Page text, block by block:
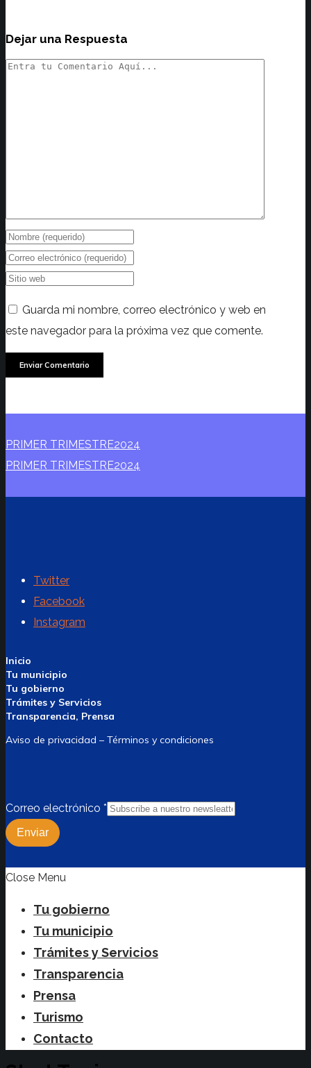
Dejar una Respuesta
Guarda mi nombre, correo electrónico y web en
este navegador para la próxima vez que comente.
PRIMER TRIMESTRE2024
PRIMER TRIMESTRE2024
Twitter
Facebook
Instagram
Inicio
Tu municipio
Tu gobierno
Trámites y Servicios
Transparencia, Prensa
Aviso de privacidad – Términos y condiciones
Correo electrónico *
Enviar
Close Menu
Tu gobierno
Tu municipio
Trámites y Servicios
Transparencia
Prensa
Turismo
Contacto